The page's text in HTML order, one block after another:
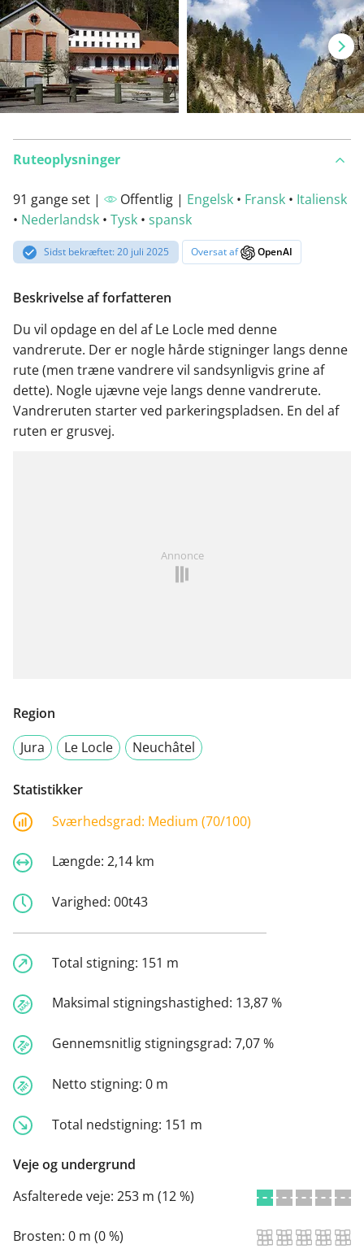
Ruteoplysninger
91 gange set | Offentlig | Engelsk • Fransk • Italiensk
• Nederlandsk • Tysk • spansk
Sidst bekræftet: 20 juli 2025 Oversat af OpenAI
Beskrivelse af forfatteren
Du vil opdage en del af Le Locle med denne
vandrerute. Der er nogle hårde stigninger langs denne
rute (men træne vandrere vil sandsynligvis grine af
dette). Nogle ujævne veje langs denne vandrerute.
Vandreruten starter ved parkeringspladsen. En del af
ruten er grusvej.
Annonce
Region
Jura
Le Locle Neuchâtel
Statistikker
Sværhedsgrad: Medium (70/100)
Længde: 2,14 km
Varighed: 00t43
Total stigning: 151 m
Maksimal stigningshastighed: 13,87 %
Gennemsnitlig stigningsgrad: 7,07 %
Netto stigning: 0 m
Total nedstigning: 151 m
Veje og undergrund
Asfalterede veje: 253 m (12 %)
Brosten: 0 m (0 %)